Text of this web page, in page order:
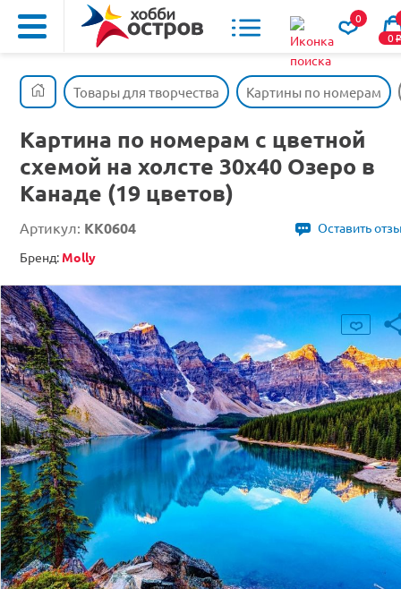
0
0o
Товары для творчества Картины по номерам
Картина по номерам с цветной
схемой на холсте 30х40 Озеро в
Канаде (19 цветов)
Артикул: KK0604
Оставить
Бренд: Molly